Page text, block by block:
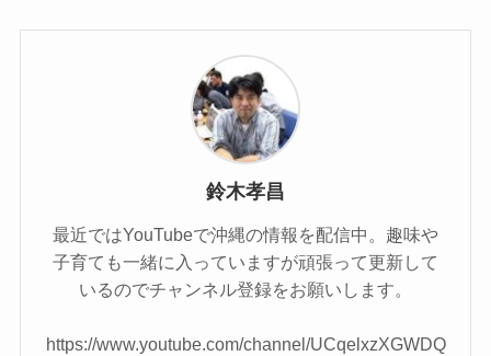
鈴木孝昌
最近ではYouTubeで沖縄の情報を配信中。趣味や
子育ても一緒に入っていますが頑張って更新して
いるのでチャンネル登録をお願いします。
https://www.youtube.com/channel/UCqelxzXGWDQ